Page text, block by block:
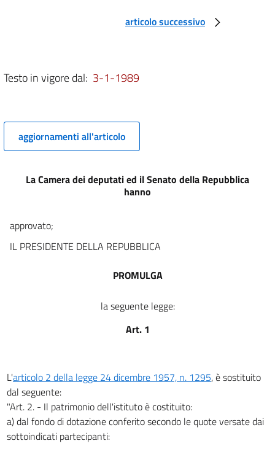
articolo successivo
Testo in vigore dal: 3-1-1989
aggiornamenti all'articolo
La Camera dei deputati ed il Senato della Repubblica
hanno
approvato;
IL PRESIDENTE DELLA REPUBBLICA
PROMULGA
la seguente legge:
Art. 1
L'articolo 2 della legge 24 dicembre 1957, n. 1295, è sostituito
dal seguente:
"Art. 2. - Il patrimonio dell'istituto è costituito:
a) dal fondo di dotazione conferito secondo le quote versate dai
sottoindicati partecipanti: